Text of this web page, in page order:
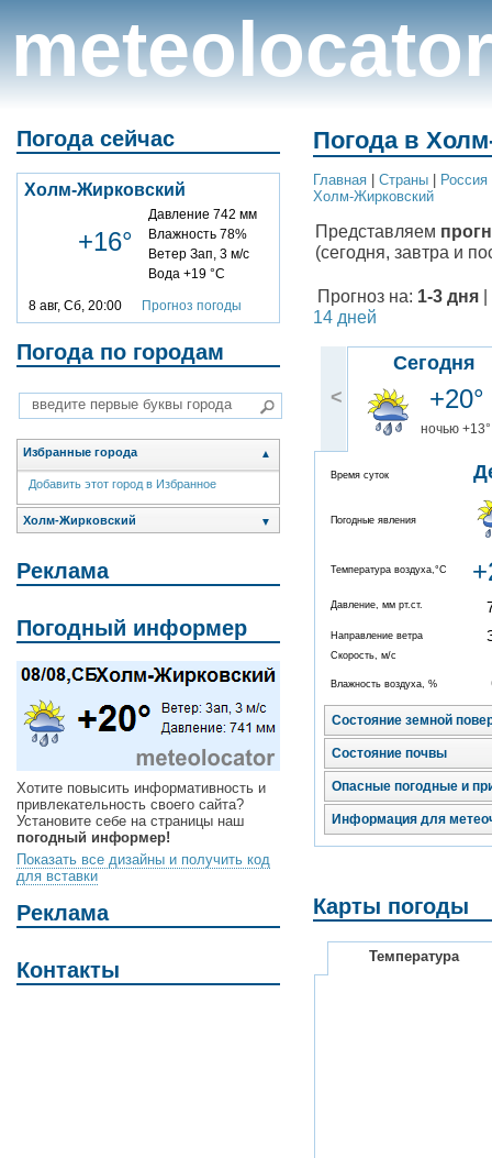
meteolocator
Погода сейчас
Холм-Жирковский
+16°
Давление 742 мм
Влажность 78%
Ветер Зап, 3 м/с
Вода +19 °C
8 авг, Сб, 20:00 Прогноз погоды
Погода по городам
Избранные города ▲
Добавить этот город в Избранное
Холм-Жирковский ▼
Реклама
Погодный информер
Хотите повысить информативность и
привлекательность своего сайта?
Установите себе на страницы наш
погодный информер!
Показать все дизайны и получить код
для вставки
Реклама
Контакты
Погода в
Главная Cтраны Россия
Холм-Жирковский
Представляем
(сегодня, завтра и
Прогноз на: 1-3 дня
14 дней
<
Сегодня
+20°
ночью +13°
Время суток
Погодные явления
Температура воздуха,°C
Давление, мм рт.ст.
Направление ветра
Скорость, м/с
Влажность воздуха, %
Состояние земной
Состояние почвы
Опасные погодные и
Информация для
Карты погоды
Температура